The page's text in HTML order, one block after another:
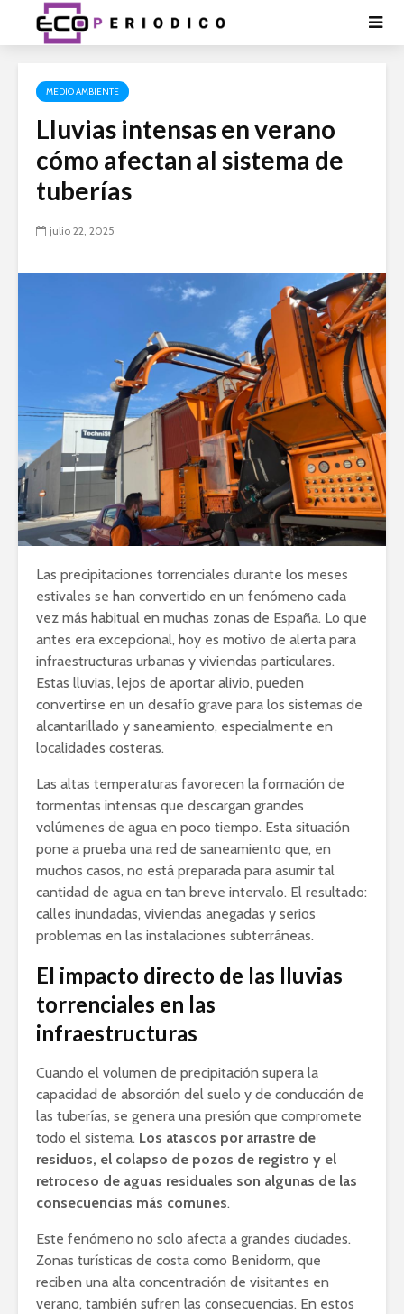
MEDIO AMBIENTE
Lluvias intensas en verano
cómo afectan al sistema de
tuberías
julio 22, 2025
Las precipitaciones torrenciales durante los meses
estivales se han convertido en un fenómeno cada
vez más habitual en muchas zonas de España. Lo que
antes era excepcional, hoy es motivo de alerta para
infraestructuras urbanas y viviendas particulares.
Estas lluvias, lejos de aportar alivio, pueden
convertirse en un desafío grave para los sistemas de
alcantarillado y saneamiento, especialmente en
localidades costeras.
Las altas temperaturas favorecen la formación de
tormentas intensas que descargan grandes
volúmenes de agua en poco tiempo. Esta situación
pone a prueba una red de saneamiento que, en
muchos casos, no está preparada para asumir tal
cantidad de agua en tan breve intervalo. El resultado:
calles inundadas, viviendas anegadas y serios
problemas en las instalaciones subterráneas.
El impacto directo de las lluvias
torrenciales en las
infraestructuras
Cuando el volumen de precipitación supera la
capacidad de absorción del suelo y de conducción de
las tuberías, se genera una presión que compromete
todo el sistema. Los atascos por arrastre de
residuos, el colapso de pozos de registro y el
retroceso de aguas residuales son algunas de las
consecuencias más comunes.
Este fenómeno no solo afecta a grandes ciudades.
Zonas turísticas de costa como Benidorm, que
reciben una alta concentración de visitantes en
verano, también sufren las consecuencias. En estos